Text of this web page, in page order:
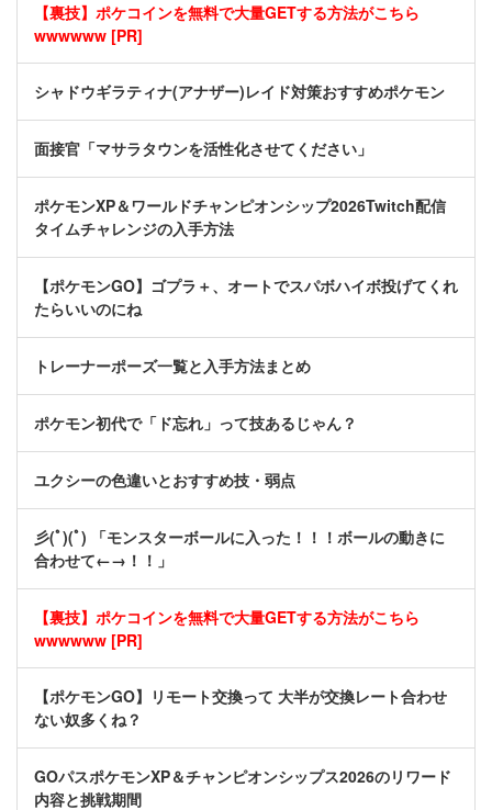
【裏技】ポケコインを無料で大量GETする方法がこちら
wwwwww [PR]
シャドウギラティナ(アナザー)レイド対策おすすめポケモン
面接官「マサラタウンを活性化させてください」
ポケモンXP＆ワールドチャンピオンシップ2026Twitch配信
タイムチャレンジの入手方法
【ポケモンGO】ゴプラ＋、オートでスパボハイボ投げてくれ
たらいいのにね
トレーナーポーズ一覧と入手方法まとめ
ポケモン初代で「ド忘れ」って技あるじゃん？
ユクシーの色違いとおすすめ技・弱点
彡(ﾟ)(ﾟ) 「モンスターボールに入った！！！ボールの動きに
合わせて←→！！」
【裏技】ポケコインを無料で大量GETする方法がこちら
wwwwww [PR]
【ポケモンGO】リモート交換って 大半が交換レート合わせ
ない奴多くね？
GOパスポケモンXP＆チャンピオンシップス2026のリワード
内容と挑戦期間